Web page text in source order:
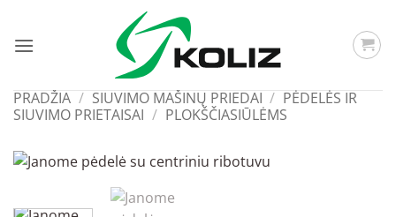
content
PRADŽIA / SIUVIMO MAŠINŲ PRIEDAI / PĖDELĖS IR
SIUVIMO PRIETAISAI / PLOKŠČIASIŪLĖMS